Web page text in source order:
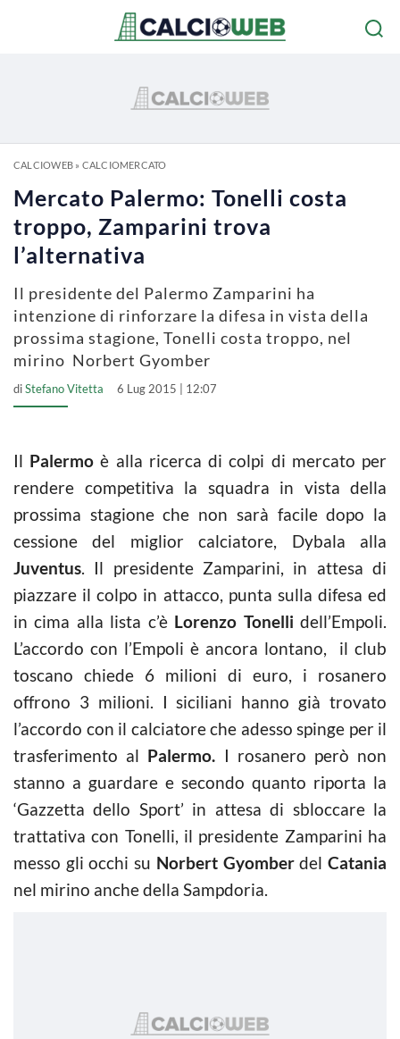
CALCIOWEB» CALCIOMERCATO
Mercato Palermo: Tonelli costa
troppo, Zamparini trova
l’alternativa
Il presidente del Palermo Zamparini ha
intenzione di rinforzare la difesa in vista della
prossima stagione, Tonelli costa troppo, nel
mirino Norbert Gyomber
diStefano Vitetta 6 Lug 2015 | 12:07
Il Palermo è alla ricerca di colpi di mercato per
rendere competitiva la squadra in vista della
prossima stagione che non sarà facile dopo la
cessione del miglior calciatore, Dybala alla
Juventus. Il presidente Zamparini, in attesa di
piazzare il colpo in attacco, punta sulla difesa ed
in cima alla lista c’èLorenzo Tonelli dell’Empoli.
L’accordo con l’Empoli è ancora lontano, il club
toscano chiede 6 milioni di euro, i rosanero
offrono 3 milioni. I siciliani hanno già trovato
l’accordo con il calciatore che adesso spinge per il
trasferimento al Palermo. I rosanero però non
stanno a guardare e secondo quanto riporta la
‘Gazzetta dello Sport’ in attesa di sbloccare la
trattativa con Tonelli, il presidente Zamparini ha
messo gli occhi su Norbert GyomberdelCatania
nel mirino anche della Sampdoria.